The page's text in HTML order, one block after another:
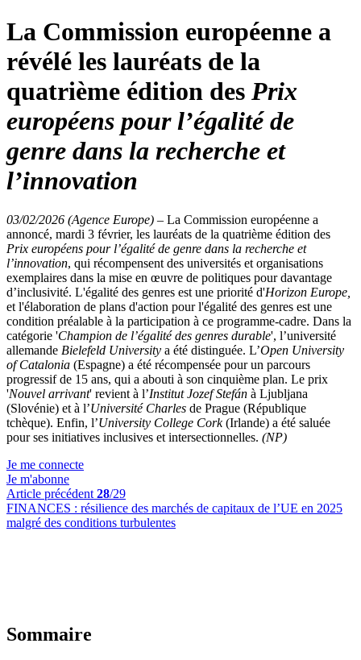
La Commission européenne a
révélé les lauréats de la
quatrième édition des Prix
européens pour l’égalité de
genre dans la recherche et
l’innovation
03/02/2026 (Agence Europe) – La Commission européenne a
annoncé, mardi 3 février, les lauréats de la quatrième édition des
Prix européens pour l’égalité de genre dans la recherche et
l’innovation, qui récompensent des universités et organisations
exemplaires dans la mise en œuvre de politiques pour davantage
d’inclusivité. L'égalité des genres est une priorité d'Horizon Europe,
et l'élaboration de plans d'action pour l'égalité des genres est une
condition préalable à la participation à ce programme-cadre. Dans la
catégorie 'Champion de l’égalité des genres durable', l’université
allemande Bielefeld University a été distinguée. L’Open University
of Catalonia (Espagne) a été récompensée pour un parcours
progressif de 15 ans, qui a abouti à son cinquième plan. Le prix
'Nouvel arrivant' revient à l’Institut Jozef Stefán à Ljubljana
(Slovénie) et à l’Université Charles de Prague (République
tchèque). Enfin, l’University College Cork(Irlande) a été saluée
pour ses initiatives inclusives et intersectionnelles. (NP)
Je me connecte
Je m'abonne
Article précédent 28/29
FINANCES : résilience des marchés de capitaux de l’UE en 2025
malgré des conditions turbulentes
Sommaire